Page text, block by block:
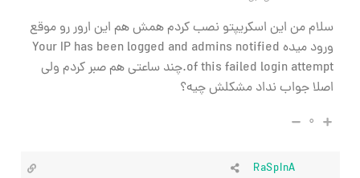
سلام من این اسکریپتو نصب کردم همش هم این ارور رو موقع
ورود میده Your IP has been logged and admins notified
of this failed login attempt.چند ساعتی هم صبر کردم ولی
اصلا جواب نداد مشکلش چیه؟
۰
RaSpInA